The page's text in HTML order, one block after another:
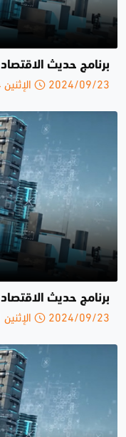
برنامج حديث الاقتصاد
2024/09/23 الإثنين 19:04 م
برنامج حديث الاقتصاد 27-2-2024
2024/09/23 الإثنين 19:01 م